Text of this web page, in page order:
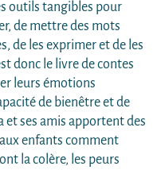
outils tangibles pour
de mettre des mots
de les exprimer et de les
donc le livre de contes
leurs émotions
de bienêtre et de
et ses amis apportent des
enfants comment
la colère, les peurs